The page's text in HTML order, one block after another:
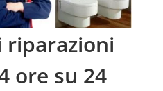
riparazioni
ore su 24